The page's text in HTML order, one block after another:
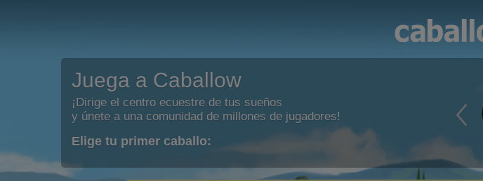
Juega a Caballow
¡Dirige el centro ecuestre de tus sueños
y únete a una comunidad de millones de jugadores!
Elige tu primer caballo: